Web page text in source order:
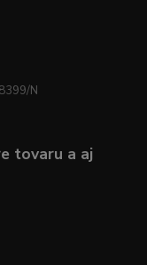
N
tovaru a aj